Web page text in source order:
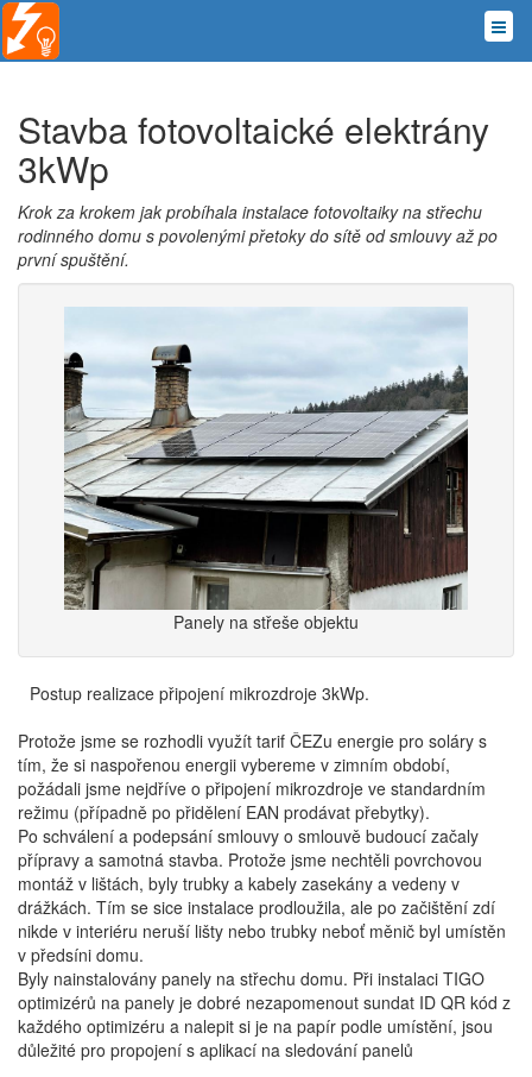
Stavba fotovoltaické elektrány
3kWp
Krok za krokem jak probíhala instalace fotovoltaiky na střechu
rodinného domu s povolenými přetoky do sítě od smlouvy až po
první spuštění.
Panely na střeše objektu
Postup realizace připojení mikrozdroje 3kWp.
Protože jsme se rozhodli využít tarif ČEZu energie pro soláry s
tím, že si naspořenou energii vybereme v zimním období,
požádali jsme nejdříve o připojení mikrozdroje ve standardním
režimu (případně po přidělení EAN prodávat přebytky).
Po schválení a podepsání smlouvy o smlouvě budoucí začaly
přípravy a samotná stavba. Protože jsme nechtěli povrchovou
montáž v lištách, byly trubky a kabely zasekány a vedeny v
drážkách. Tím se sice instalace prodloužila, ale po začištění zdí
nikde v interiéru neruší lišty nebo trubky neboť měnič byl umístěn
v předsíni domu.
Byly nainstalovány panely na střechu domu. Při instalaci TIGO
optimizérů na panely je dobré nezapomenout sundat ID QR kód z
každého optimizéru a nalepit si je na papír podle umístění, jsou
důležité pro propojení s aplikací na sledování panelů